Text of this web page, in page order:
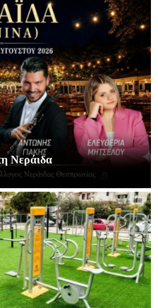
Νεράιδα